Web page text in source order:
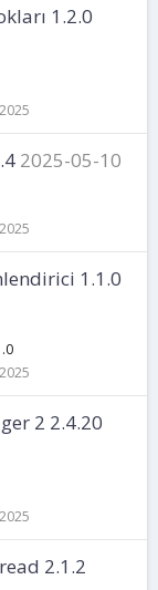
1.2.0
2025-05-10
1.1.0
2 2.4.20
2.1.2